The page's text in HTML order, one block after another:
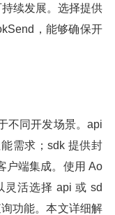
续发展。选择提供
，能够确保开
不同开发场景。api
需求；sdk 提供封
户端集成。使用 Ao
灵活选择 api 或 sd
功能。本文详细解